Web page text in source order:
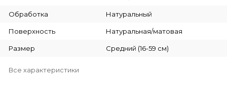
Обработка Натуральный
Поверхность Натуральная/матовая
Размер Средний (16-59 см)
Все характеристики